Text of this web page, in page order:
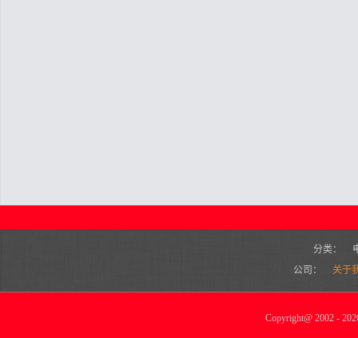
分类：
公司：
关于
Copyright@2002 -